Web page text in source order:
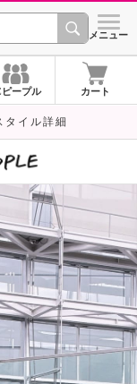
シメニュー
ピープル カート
タイル詳細